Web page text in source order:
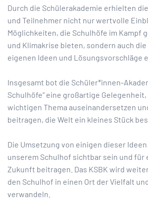
Durch die Schülerakademie erhielten
und Teilnehmer nicht nur wertvolle
Möglichkeiten, die Schulhöfe im Kampf
und Klimakrise bieten, sondern auch die
eigenen Ideen und Lösungsvorschläge
Insgesamt bot die Schüler*innen-
Schulhöfe“ eine großartige
wichtigen Thema auseinandersetzen
beitragen, die Welt ein kleines Stück
Die Umsetzung von einigen dieser
unserem Schulhof sichtbar sein und für
Zukunft beitragen. Das KSBK wird
den Schulhof in einen Ort der Vielfalt
verwandeln.